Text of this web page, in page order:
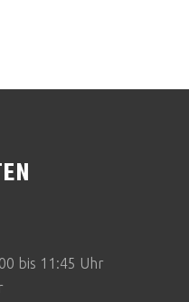
bis 11:45 Uhr